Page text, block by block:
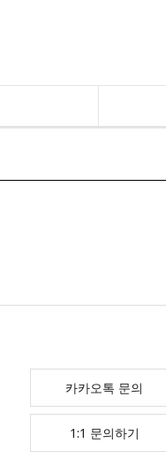
카카오톡 문의
1:1 문의하기